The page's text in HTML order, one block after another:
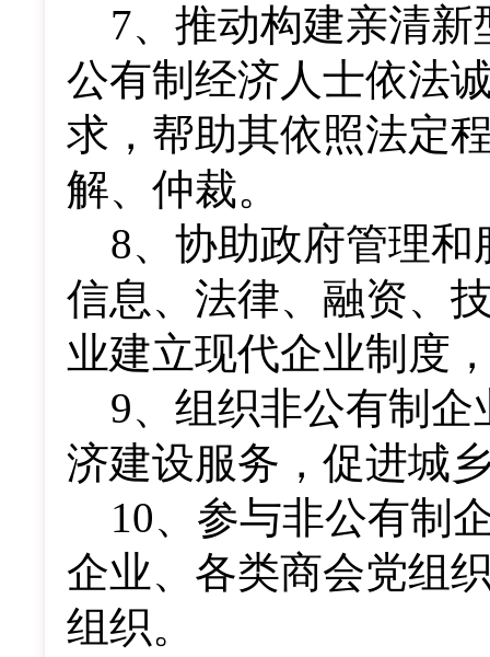
7、推动构建亲清
公有制经济人士依法
求，帮助其依照法定
解、仲裁。
8、协助政府管理
信息、法律、融资、
业建立现代企业制度
9、组织非公有制
济建设服务，促进城
10、参与非公有制
企业、各类商会党组
组织。